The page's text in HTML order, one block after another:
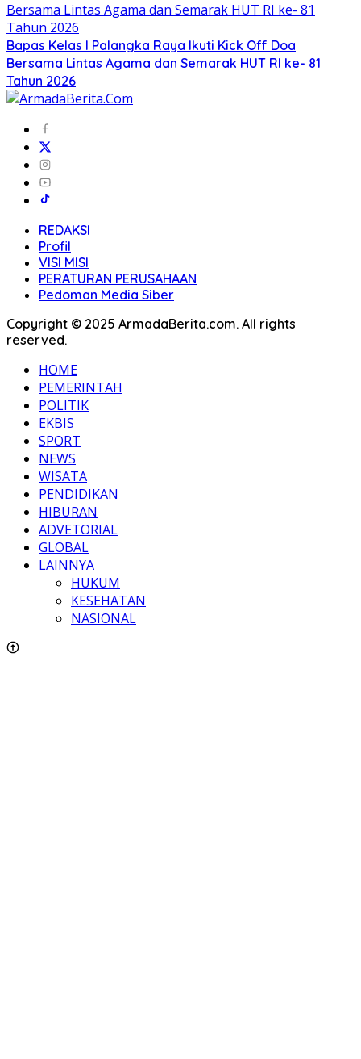
Bapas Kelas I Palangka Raya Ikuti Kick Off Doa
Bersama Lintas Agama dan Semarak HUT RI ke- 81
Tahun 2026
REDAKSI
Profil
VISI MISI
PERATURAN PERUSAHAAN
Pedoman Media Siber
Copyright © 2025 ArmadaBerita.com. All rights
reserved.
HOME
PEMERINTAH
POLITIK
EKBIS
SPORT
NEWS
WISATA
PENDIDIKAN
HIBURAN
ADVETORIAL
GLOBAL
LAINNYA
HUKUM
KESEHATAN
NASIONAL